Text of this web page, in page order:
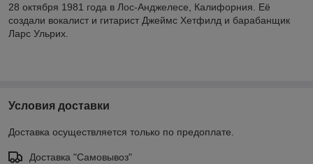
28 октября 1981 года в Лос-Анджелесе, Калифорния. Её
создали вокалист и гитарист Джеймс Хетфилд и барабанщик
Ларс Ульрих.
Условия доставки
Доставка осуществляется только по предоплате.
Доставка "Самовывоз"